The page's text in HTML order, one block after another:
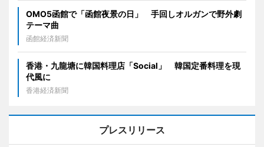
OMO5函館で「函館夜景の日」 手回しオルガンで野外劇
テーマ曲
函館経済新聞
香港・九龍塘に韓国料理店「Social」 韓国定番料理を現
代風に
香港経済新聞
プレスリリース